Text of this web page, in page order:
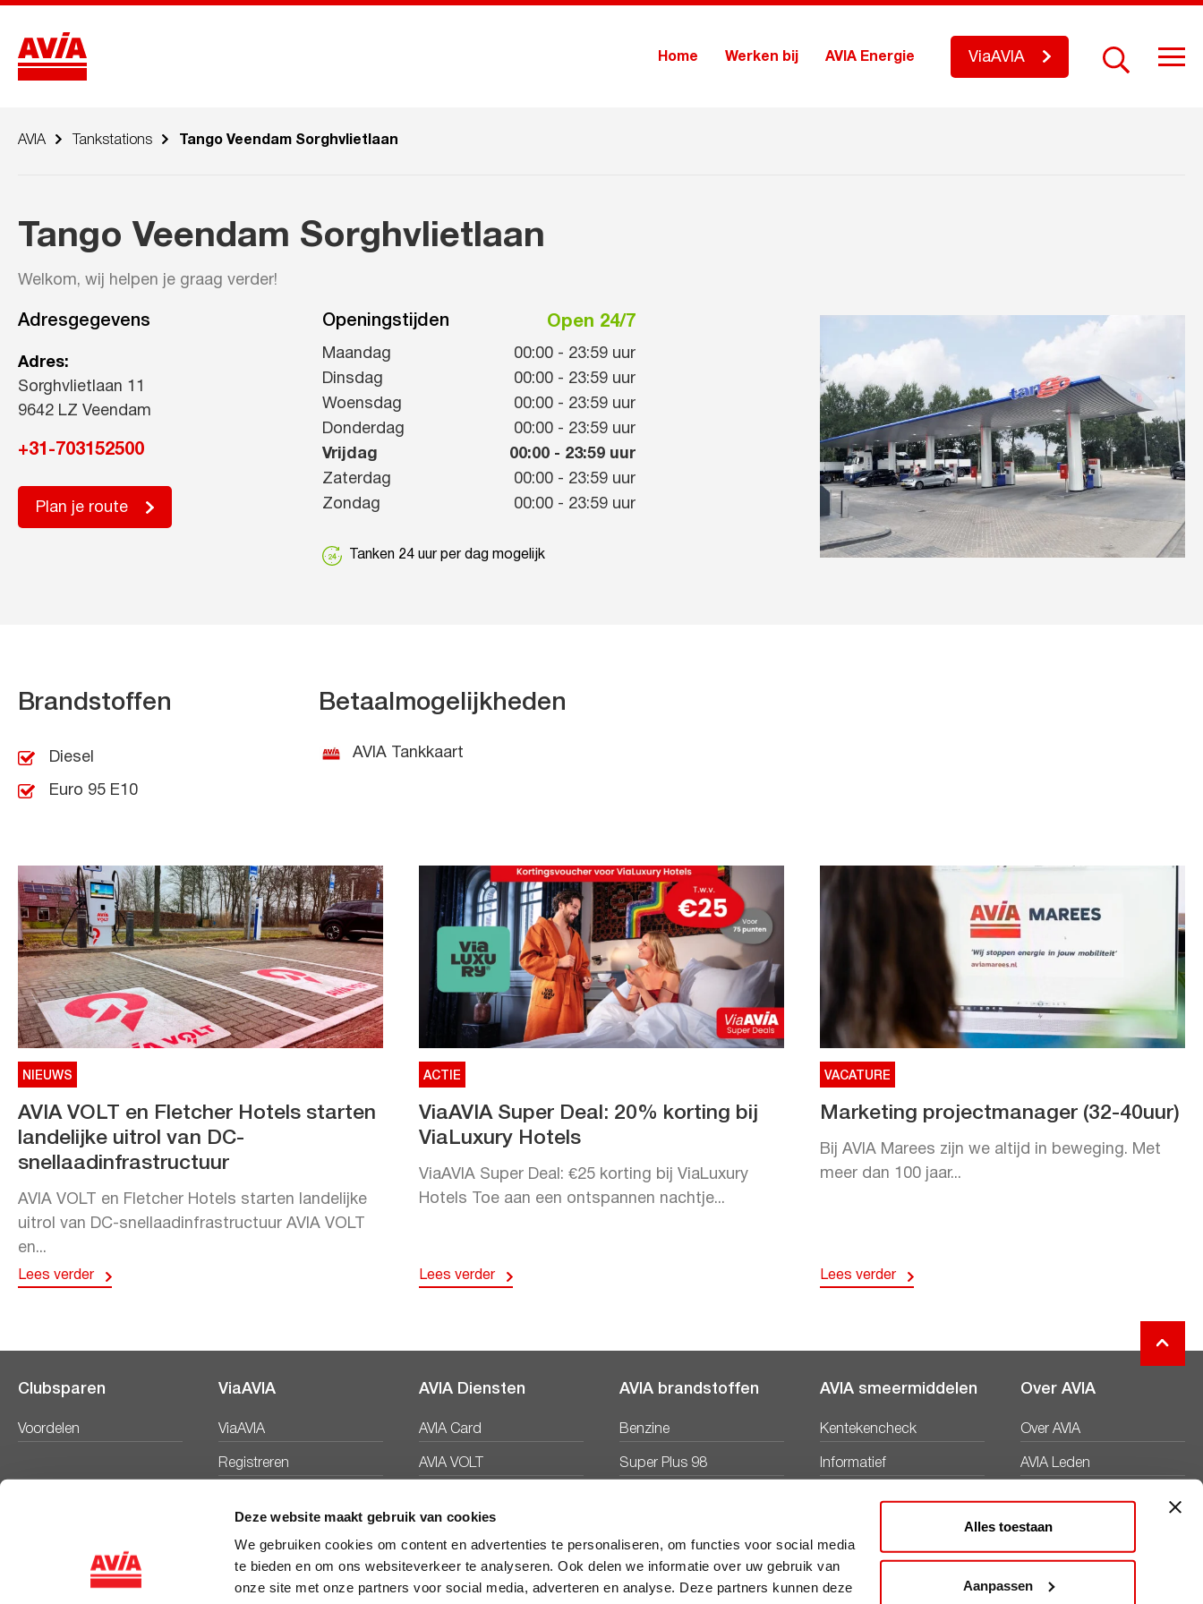
Deze website maakt gebruik van cookies
We gebruiken cookies om content en advertenties te personaliseren, om functies voor social media
te bieden en om ons websiteverkeer te analyseren. Ook delen we informatie over uw gebruik van
onze site met onze partners voor social media, adverteren en analyse. Deze partners kunnen deze
Alles toestaan
Aanpassen
Home Werken bij AVIA Energie ViaAVIA
AVIA Tankstations Tango Veendam Sorghvlietlaan
Tango Veendam Sorghvlietlaan
Welkom, wij helpen je graag verder!
Adresgegevens
Adres:
Sorghvlietlaan 11
9642 LZ Veendam
+31-703152500
Plan je route
Openingstijden Open 24/7
Maandag 00:00 - 23:59 uur
Dinsdag
00:00 - 23:59 uur
Woensdag
00:00 - 23:59 uur
Donderdag
00:00 - 23:59 uur
Vrijdag
00:00 - 23:59 uur
Zaterdag
00:00 - 23:59 uur
Zondag
00:00 - 23:59 uur
Tanken 24 uur per dag mogelijk
Brandstoffen
Diesel
Euro 95 E10
Betaalmogelijkheden
AVIA Tankkaart
NIEUWS
AVIA VOLT en Fletcher Hotels starten
landelijke uitrol van DC-
snellaadinfrastructuur
AVIA VOLT en Fletcher Hotels starten landelijke
uitrol van DC-snellaadinfrastructuur AVIA VOLT
en...
Lees verder
ACTIE
ViaAVIA Super Deal: 20% korting bij
ViaLuxury Hotels
ViaAVIA Super Deal: €25 korting bij ViaLuxury
Hotels Toe aan een ontspannen nachtje...
Lees verder
VACATURE
Marketing projectmanager (32-40uur)
Bij AVIA Marees zijn we altijd in beweging. Met
meer dan 100 jaar...
Lees verder
Clubsparen
Voordelen
ViaAVIA
ViaAVIA
Registreren
AVIA Diensten
AVIA Card
AVIA VOLT
AVIA brandstoffen
Benzine
Super Plus 98
AVIA smeermiddelen
Kentekencheck
Informatief
Productbladen
Over AVIA
Over AVIA
AVIA Leden
Nieuws
Duurzaamheid
Werken bij